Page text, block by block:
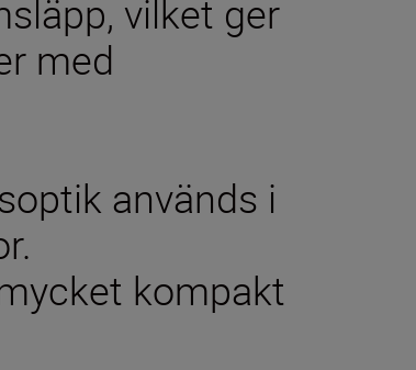
vilket ger
med
används i
kompakt